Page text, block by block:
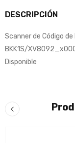
DESCRIPCIÓN
Scanner de Código
BKK1S/
Disponible